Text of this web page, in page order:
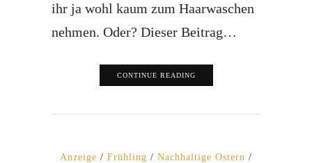
ihr ja wohl kaum zum Haarwaschen
nehmen. Oder? Dieser Beitrag…
CONTINUE READING
Anzeige / Frühling / Nachhaltige Ostern /